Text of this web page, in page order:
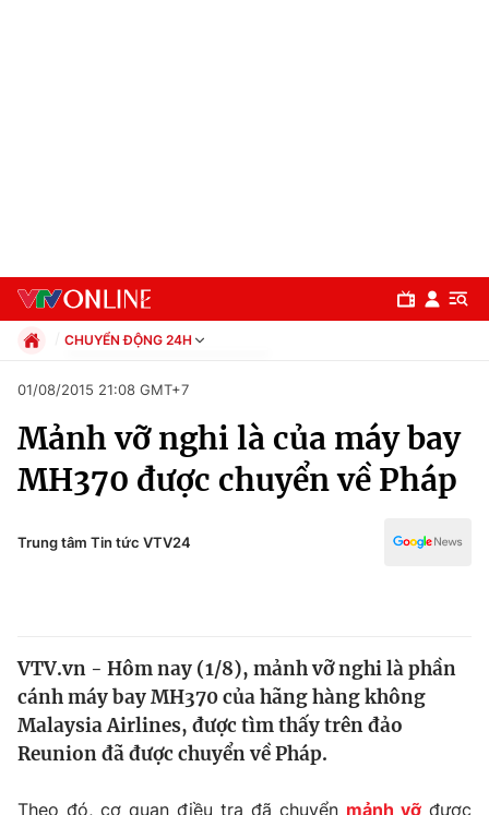
Chuyên mục
Chính trị
Xã hội
Y tế
Thế giới
CHUYỂN ĐỘNG 24H
Xã hội
Pháp luật
Thể thao
Văn hóa - Giải trí
Giáo dục
01/08/2015 21:08 GMT+7
Mảnh vỡ nghi là của máy bay
MH370 được chuyển về Pháp
Trung tâm Tin tức VTV24
VTV.vn - Hôm nay (1/8), mảnh vỡ nghi là phần
cánh máy bay MH370 của hãng hàng không
Malaysia Airlines, được tìm thấy trên đảo
Reunion đã được chuyển về Pháp.
Theo đó, cơ quan điều tra đã chuyển mảnh vỡ được